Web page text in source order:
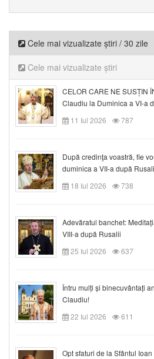
Cele mai vizualizate știri / 30 zile
Cele mai vizualizate știri
CELOR CARE NE SUSȚIN
Claudiu la Duminica a VI-a
11 Iul 2026
787
După credinţa voastră, fie
duminica a VII-a după
18 Iul 2026
738
Adevăratul banchet:
VIII-a după Rusalii
25 Iul 2026
637
Întru mulți și binecuvântați
Claudiu!
22 Iul 2026
611
Opt sfaturi de la Sfântul